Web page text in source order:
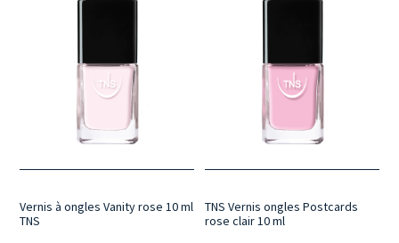
Vernis à ongles Vanity rose 10 ml
TNS
TNS Vernis ongles Postcards
rose clair 10 ml